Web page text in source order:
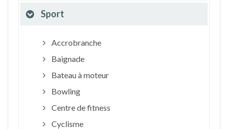
Sport
Accrobranche
Baignade
Bateau à moteur
Bowling
Centre de fitness
Cyclisme